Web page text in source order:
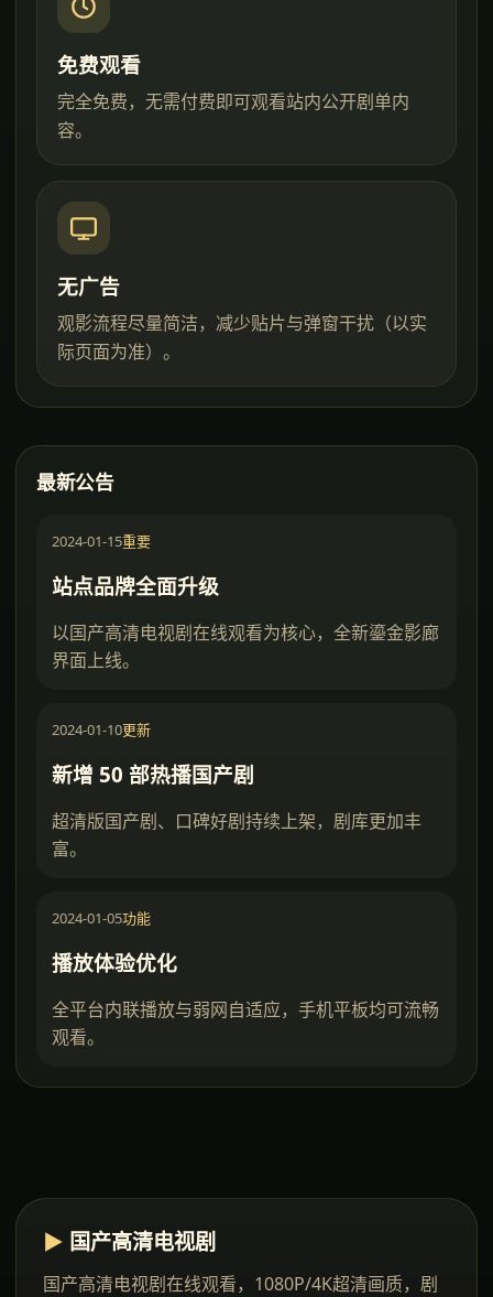
免费观看
完全免费，无需付费即可观看站内公开剧单内
容。
无广告
观影流程尽量简洁，减少贴片与弹窗干扰（以实
际页面为准）。
最新公告
2024-01-15重要
站点品牌全面升级
以国产高清电视剧在线观看为核心，全新鎏金影廊
界面上线。
2024-01-10更新
新增 50 部热播国产剧
超清版国产剧、口碑好剧持续上架，剧库更加丰
富。
2024-01-05功能
播放体验优化
全平台内联播放与弱网自适应，手机平板均可流畅
观看。
▶ 国产高清电视剧
国产高清电视剧在线观看，1080P/4K超清画质，剧